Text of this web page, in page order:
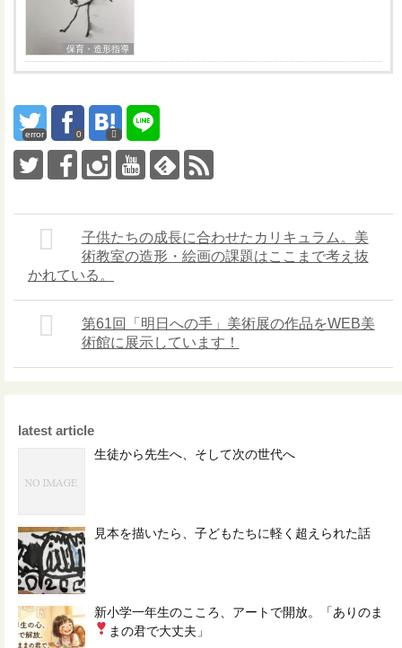
保育・造形指導
error 0
子供たちの成長に合わせたカリキュラム。美
術教室の造形・絵画の課題はここまで考え抜
かれている。
第61回「明日への手」美術展の作品をWEB美
術館に展示しています！
latest article
生徒から先生へ、そして次の世代へ
見本を描いたら、子どもたちに軽く超えられた話
新小学一年生のこころ、アートで開放。「ありのま
まの君で大丈夫 」